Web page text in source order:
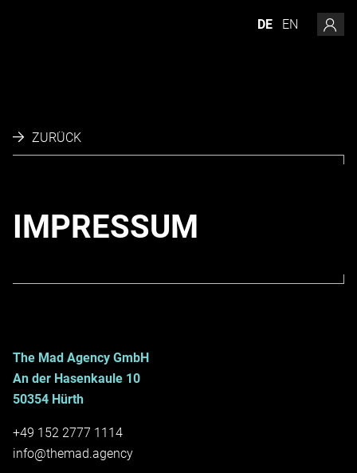
DE EN
ZURÜCK
IMPRESSUM
The Mad Agency GmbH
An der Hasenkaule 10
50354 Hürth
+49 152 2777 1114
info@themad.agency